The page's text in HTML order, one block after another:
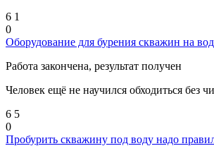
6 1
0
Оборудование для бурения скважин на
Работа закончена, результат получен
Человек ещё не научился обходиться без
6 5
0
Пробурить скважину под воду надо